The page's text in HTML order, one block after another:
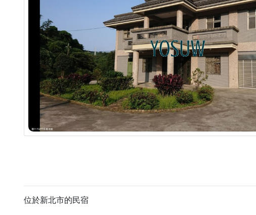
位於新北市的民宿